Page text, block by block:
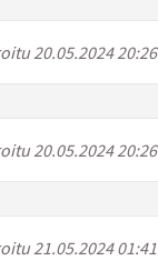
20.05.2024 20:26
20.05.2024 20:26
21.05.2024 01:41